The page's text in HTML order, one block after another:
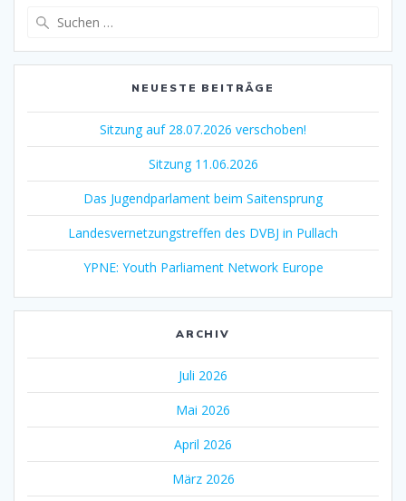
NEUESTE BEITRÄGE
Sitzung auf 28.07.2026 verschoben!
Sitzung 11.06.2026
Das Jugendparlament beim Saitensprung
Landesvernetzungstreffen des DVBJ in Pullach
YPNE: Youth Parliament Network Europe
ARCHIV
Juli 2026
Mai 2026
April 2026
März 2026